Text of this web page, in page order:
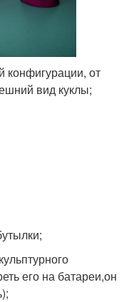
конфигурации, от
вид куклы;
его на батареи,он